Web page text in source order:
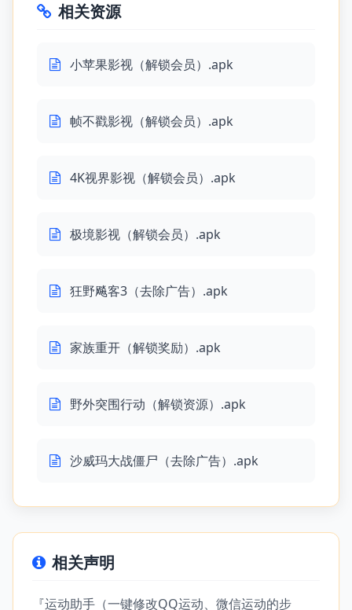
相关资源
小苹果影视（解锁会员）.apk
帧不戳影视（解锁会员）.apk
4K视界影视（解锁会员）.apk
极境影视（解锁会员）.apk
狂野飚客3（去除广告）.apk
家族重开（解锁奖励）.apk
野外突围行动（解锁资源）.apk
沙威玛大战僵尸（去除广告）.apk
相关声明
『运动助手（一键修改QQ运动、微信运动的步